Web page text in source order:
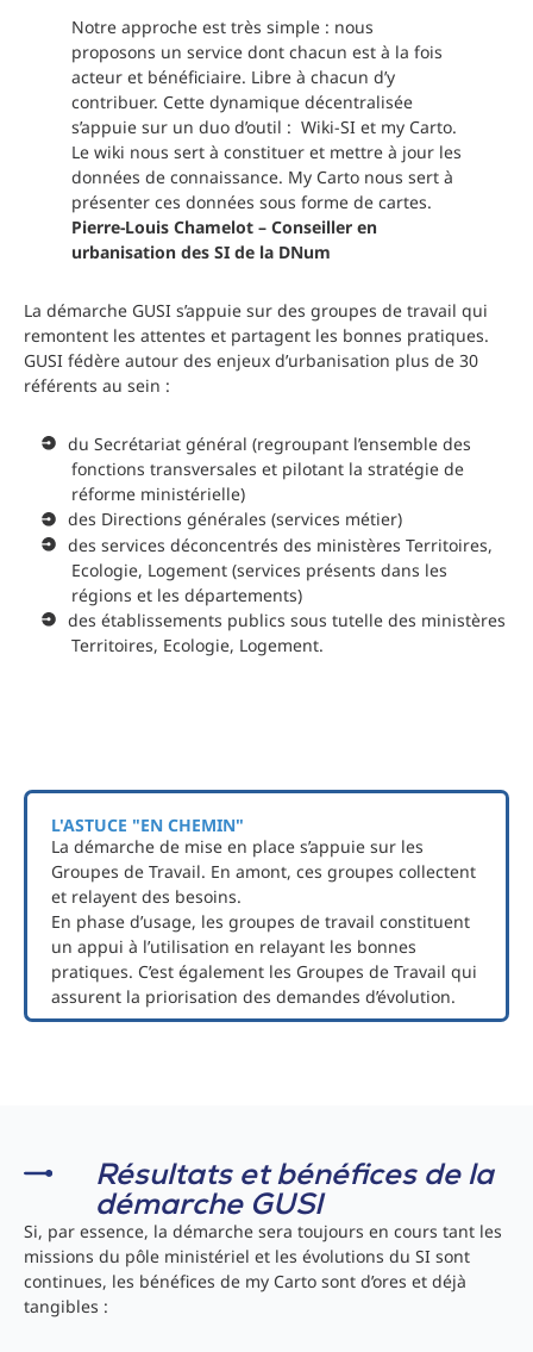
Notre approche est très simple : nous
proposons un service dont chacun est à la fois
acteur et bénéficiaire. Libre à chacun d’y
contribuer. Cette dynamique décentralisée
s’appuie sur un duo d’outil : Wiki-SI et my Carto.
Le wiki nous sert à constituer et mettre à jour les
données de connaissance. My Carto nous sert à
présenter ces données sous forme de cartes.
Pierre-Louis Chamelot – Conseiller en
urbanisation des SI de la DNum
La démarche GUSI s’appuie sur des groupes de travail qui
remontent les attentes et partagent les bonnes pratiques.
GUSI fédère autour des enjeux d’urbanisation plus de 30
référents au sein :
du Secrétariat général (regroupant l’ensemble des
fonctions transversales et pilotant la stratégie de
réforme ministérielle)
des Directions générales (services métier)
des services déconcentrés des ministères Territoires,
Ecologie, Logement (services présents dans les
régions et les départements)
des établissements publics sous tutelle des ministères
Territoires, Ecologie, Logement.
L'ASTUCE "EN CHEMIN"
La démarche de mise en place s’appuie sur les
Groupes de Travail. En amont, ces groupes collectent
et relayent des besoins.
En phase d’usage, les groupes de travail constituent
un appui à l’utilisation en relayant les bonnes
pratiques. C’est également les Groupes de Travail qui
assurent la priorisation des demandes d’évolution.
Résultats et bénéfices de la
démarche GUSI
Si, par essence, la démarche sera toujours en cours tant les
missions du pôle ministériel et les évolutions du SI sont
continues, les bénéfices de my Carto sont d’ores et déjà
tangibles :